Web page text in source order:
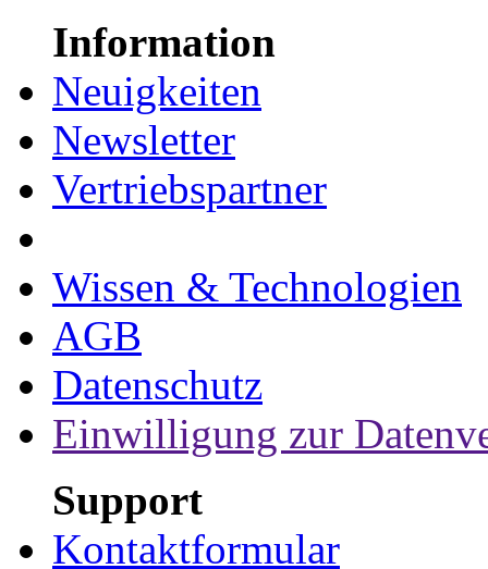
Information
Neuigkeiten
Newsletter
Vertriebspartner
Wissen & Technologien
AGB
Datenschutz
Einwilligung zur
Support
Kontaktformular